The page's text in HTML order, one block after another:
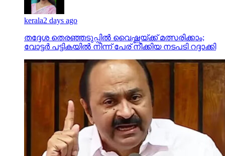
kerala2 days ago
തദ്ദേശ തെരഞ്ഞടുപ്പില്‍ വൈഷ്ണയ്ക്ക് മത്സരിക്കാം;
വോട്ടര്‍ പട്ടികയില്‍ നിന്ന് പേര് നീക്കിയ നടപടി റദ്ദാക്കി